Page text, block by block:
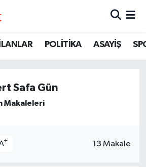
POLİTİKA ASAYİŞ
Safa Gün
Makaleleri
+ 13 Makale
Vakitleri
Durumu ve Fikstür